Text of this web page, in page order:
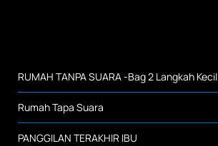
RUMAH TANPA SUARA -Bag 2 Langkah Kecil
Rumah Tapa Suara
PANGGILAN TERAKHIR IBU